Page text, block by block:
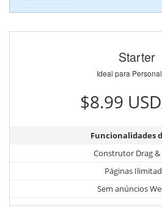
Starter
Ideal para
$8.99
Funcionalidades
Construtor Drag
Páginas
Sem anúncios